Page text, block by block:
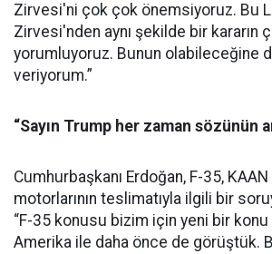
Zirvesi'ni çok çok önemsiyoruz. Bu
Zirvesi'nden aynı şekilde bir kararın
yorumluyoruz. Bunun olabileceğine
veriyorum.”
“Sayın Trump her zaman sözünün
Cumhurbaşkanı Erdoğan, F-35,
motorlarının teslimatıyla ilgili bir
“F-35 konusu bizim için yeni bir
Amerika ile daha önce de görüştük.